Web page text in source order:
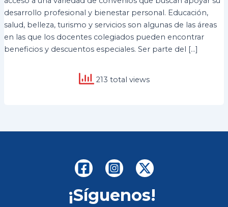
desarrollo profesional y bienestar personal. Educación,
salud, belleza, turismo y servicios son algunas de las áreas
en las que los docentes colegiados pueden encontrar
beneficios y descuentos especiales. Ser parte del […]
213 total views
¡Síguenos!